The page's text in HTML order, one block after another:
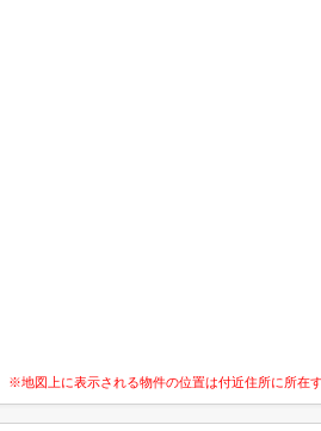
※地図上に表示される物件の位置は付近住所に所在